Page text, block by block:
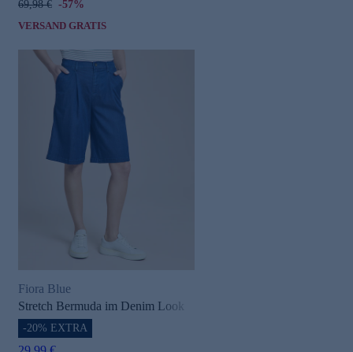
69,98 € -57%
VERSAND GRATIS
Fiora Blue
Stretch Bermuda im Denim Look
-20% EXTRA